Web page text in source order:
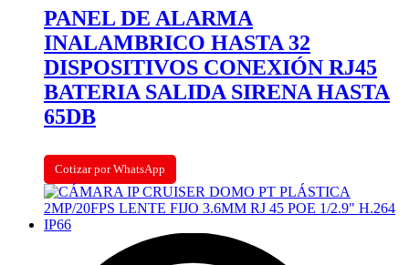
PANEL DE ALARMA
INALAMBRICO HASTA 32
DISPOSITIVOS CONEXIÓN RJ45
BATERIA SALIDA SIRENA HASTA
65DB
Cotizar por WhatsApp